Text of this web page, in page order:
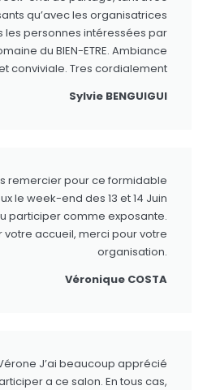
qu’avec les organisatrices
les personnes intéressées par
du BIEN-ETRE. Ambiance
conviviale. Tres cordialement
Sylvie BENGUIGUI
remercier pour ce formidable
le week-end des 13 et 14 Juin
participer comme exposante.
votre accueil, merci pour votre
organisation.
Véronique COSTA
J’ai beaucoup apprécié
a ce salon. En tous cas,